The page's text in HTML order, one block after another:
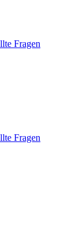
Fragen
Fragen